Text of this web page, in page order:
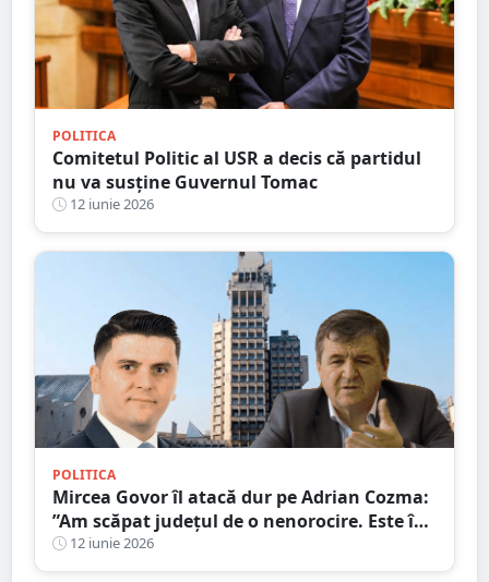
POLITICA
Comitetul Politic al USR a decis că partidul
nu va susține Guvernul Tomac
12 iunie 2026
POLITICA
Mircea Govor îl atacă dur pe Adrian Cozma:
”Am scăpat județul de o nenorocire. Este în
Parlament pentru interesul lui și al familiei
lui”
12 iunie 2026